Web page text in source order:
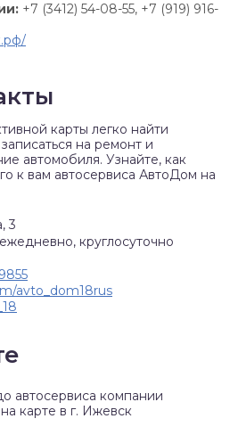
+7 (3412) 54-08-55, +7 (919) 916-
карты легко найти
на ремонт и
автомобиля. Узнайте, как
к вам автосервиса АвтоДом на
3
ежедневно, круглосуточно
avto_dom18rus
автосервиса компании
карте в г. Ижевск